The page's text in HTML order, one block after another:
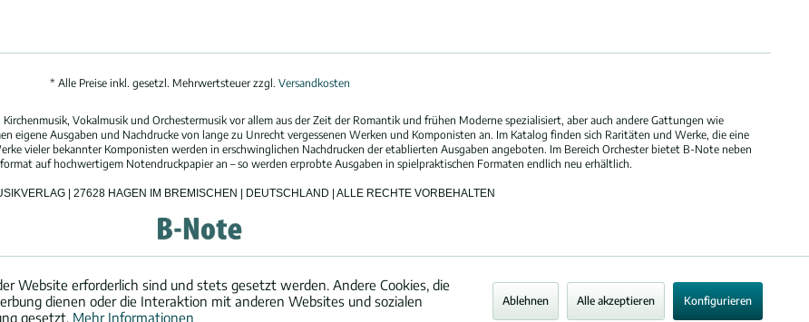
* Alle Preise inkl. gesetzl. Mehrwertsteuer zzgl. Versandkosten
Vokalmusik und Orchestermusik vor allem aus der Zeit der Romantik und frühen Moderne spezialisiert, aber auch andere Gattungen wie
eigene Ausgaben und Nachdrucke von lange zu Unrecht vergessenen Werken und Komponisten an. Im Katalog finden sich Raritäten und Werke, die eine
vieler bekannter Komponisten werden in erschwinglichen Nachdrucken der etablierten Ausgaben angeboten. Im Bereich Orchester bietet B-Note neben
auf hochwertigem Notendruckpapier an – so werden erprobte Ausgaben in spielpraktischen Formaten endlich neu erhältlich.
| 27628 HAGEN IM BREMISCHEN | DEUTSCHLAND | ALLE RECHTE VORBEHALTEN
Website erforderlich sind und stets gesetzt werden. Andere Cookies, die
dienen oder die Interaktion mit anderen Websites und sozialen
gesetzt. Mehr Informationen
Ablehnen Alle akzeptieren Konfigurieren